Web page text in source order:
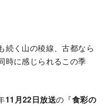
続く山の稜線、古都なら
時に感じられるこの季
11月22日放送の『食彩の